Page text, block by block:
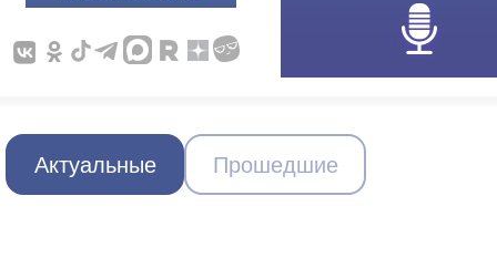
Актуальные Прошедшие